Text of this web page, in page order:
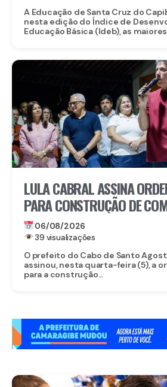
A Educação de Santa Cruz do
nesta edição do Índice de
Educação Básica (Ideb), as
LULA CABRAL ASSINA
PARA CONSTRUÇÃO DE
EDUCACIONAL EM SERRARIA
06/08/2026
39 visualizações
O prefeito do Cabo de Santo
assinou, nesta quarta-feira (5), a
para a construção...